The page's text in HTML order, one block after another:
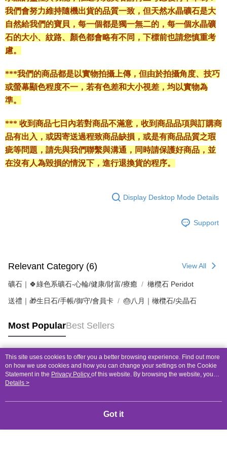
我們會努力維持隨機出貨的品質一致，但天然水晶礦石是大
自然給我們的寶貝，每一個都是獨一無二的，每一個水晶礦
石的大小、紋路、顏色都會略有不同，下標前也請您慎重考
慮。
***我們的商品都是以實物拍攝上傳，但由於拍攝角度、技巧
或螢幕顯色程度不一，若有色差和大小視差，均以實物為
準。
*** 收到商品七日內若對商品不滿意，收到商品品項與訂購商
品有出入，或因寄送過程致商品缺損，或是有商品品質之瑕
疵等問題，請先與我們聯繫與溝通，同時請保護好商品，並
在沒有人為毀損的情況下，進行退換貨的程序。
Display Desktop Mode Details
Support
Relevant Category (6) View All
礦石｜🍀綠色系礦石-心輪/健康/財富/療癒 橄欖石 Peridot
送禮｜🎁生日石/手帳/御守/會員卡 🎂八月｜橄欖石/尖晶石
Most PopularBest Sellers
Popular Tags
This site uses cookies to offer you a better browsing experience. Find out more
on how we use cookies and how you can change your settings on the Cookie
Statement in the Privacy Policy of this website. By browsing the website, you
agree to our use of cookies as described in our Cookie Statement.
Details >
Got it